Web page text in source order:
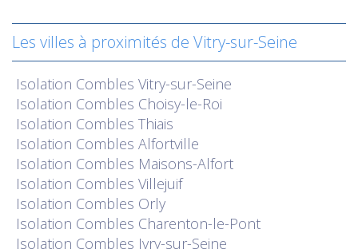
Les villes à proximités de Vitry-sur-Seine
Isolation Combles Vitry-sur-Seine
Isolation Combles Choisy-le-Roi
Isolation Combles Thiais
Isolation Combles Alfortville
Isolation Combles Maisons-Alfort
Isolation Combles Villejuif
Isolation Combles Orly
Isolation Combles Charenton-le-Pont
Isolation Combles Ivry-sur-Seine